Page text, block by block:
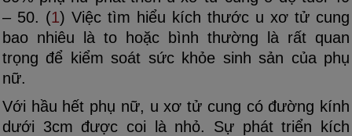
– 50. (1) Việc tìm hiểu kích thước u xơ tử cung
bao nhiêu là to hoặc bình thường là rất quan
trọng để kiểm soát sức khỏe sinh sản của phụ
nữ.
Với hầu hết phụ nữ, u xơ tử cung có đường kính
dưới 3cm được coi là nhỏ. Sự phát triển kích